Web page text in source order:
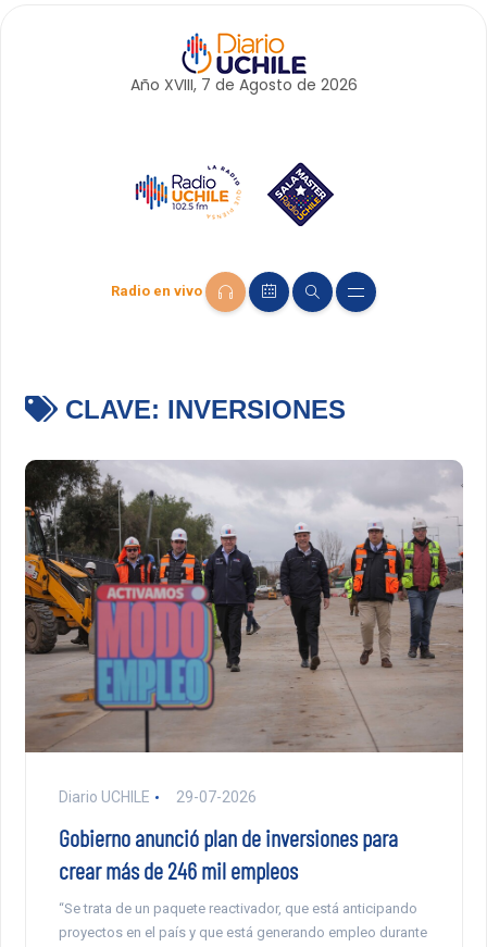
Año XVIII, 7 de Agosto de 2026
Radio en vivo
CLAVE: INVERSIONES
Diario UCHILE 29-07-2026
Gobierno anunció plan de inversiones para
crear más de 246 mil empleos
“Se trata de un paquete reactivador, que está anticipando
proyectos en el país y que está generando empleo durante